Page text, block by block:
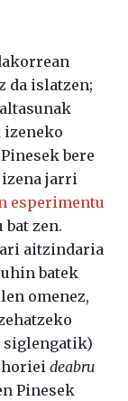
da islatzen;
izeneko
bere
jarri
esperimentu
zen.
aitzindaria
batek
omenez,
siglengatik)
deabru
Pinesek